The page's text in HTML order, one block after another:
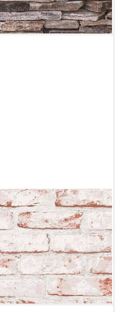
strukturiert, Steinoptik,
Optik selbstklebend Borte